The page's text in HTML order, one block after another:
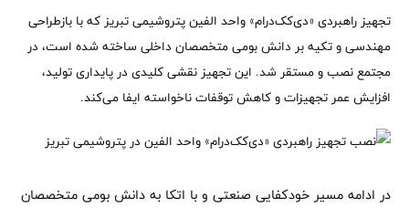
تجهیز راهبردی «دی‌کک‌درام» واحد الفین پتروشیمی تبریز که با بازطراحی
مهندسی و تکیه بر دانش بومی متخصصان داخلی ساخته شده است، در
مجتمع نصب و مستقر شد. این تجهیز نقشی کلیدی در پایداری تولید،
افزایش عمر تجهیزات و کاهش توقفات ناخواسته ایفا می‌کند.
در ادامه مسیر خودکفایی صنعتی و با اتکا به دانش بومی متخصصان